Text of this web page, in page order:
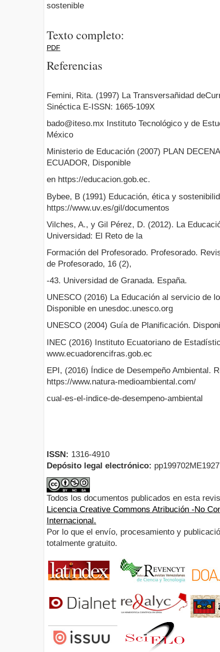
sostenible
Texto completo:
PDF
Referencias
Femini, Rita. (1997) La Transversañidad
Sinéctica E-ISSN: 1665-109X
bado@iteso.mx Instituto Tecnológico y de
México
Ministerio de Educación (2007) PLAN
ECUADOR, Disponible
en https://educacion.gob.ec.
Bybee, B (1991) Educación, ética y
https://www.uv.es/gil/documentos
Vilches, A., y Gil Pérez, D. (2012). La
Universidad: El Reto de la
Formación del Profesorado. Profesorado.
de Profesorado, 16 (2),
-43. Universidad de Granada. España.
UNESCO (2016) La Educación al servicio de
Disponible en unesdoc.unesco.org
UNESCO (2004) Guía de Planificación.
INEC (2016) Instituto Ecuatoriano de
www.ecuadorencifras.gob.ec
EPI, (2016) Índice de Desempeño Ambiental.
https://www.natura-medioambiental.com/
cual-es-el-indice-de-desempeno-ambiental
ISSN: 1316-4910
Depósito legal electrónico:
Todos los documentos publicados en esta
Licencia Creative Commons Atribución -No
Internacional.
Por lo que el envío, procesamiento y
totalmente gratuito.